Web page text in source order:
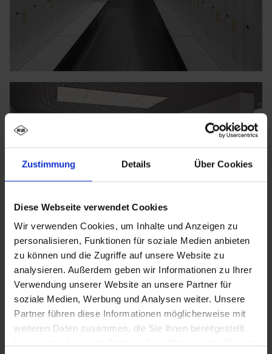
Zustimmung Details Über Cookies
Diese Webseite verwendet Cookies
Wir verwenden Cookies, um Inhalte und Anzeigen zu
personalisieren, Funktionen für soziale Medien anbieten
zu können und die Zugriffe auf unsere Website zu
analysieren. Außerdem geben wir Informationen zu Ihrer
Verwendung unserer Website an unsere Partner für
soziale Medien, Werbung und Analysen weiter. Unsere
Partner führen diese Informationen möglicherweise mit
weiteren Daten zusammen, die Sie ihnen bereitgestellt